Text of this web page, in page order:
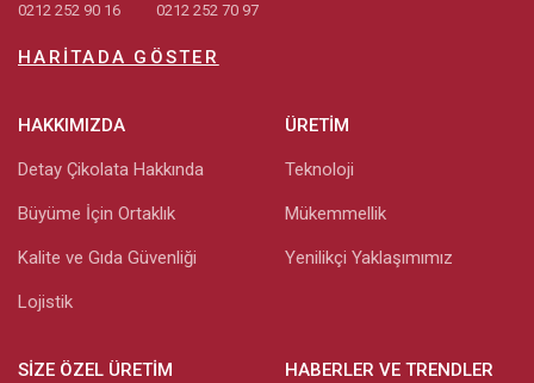
0212 252 90 16
0212 252 70 97
HARITADA GÖSTER
HAKKIMIZDA
Detay Çikolata Hakkında
Büyüme İçin Ortaklık
Kalite ve Gıda Güvenliği
Lojistik
ÜRETIM
Teknoloji
Mükemmellik
Yenilikçi Yaklaşımımız
SIZE ÖZEL ÜRETIM HABERLER VE TRENDLER